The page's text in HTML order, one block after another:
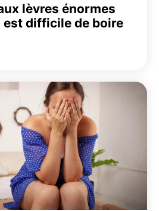
lèvres énormes
est difficile de boire